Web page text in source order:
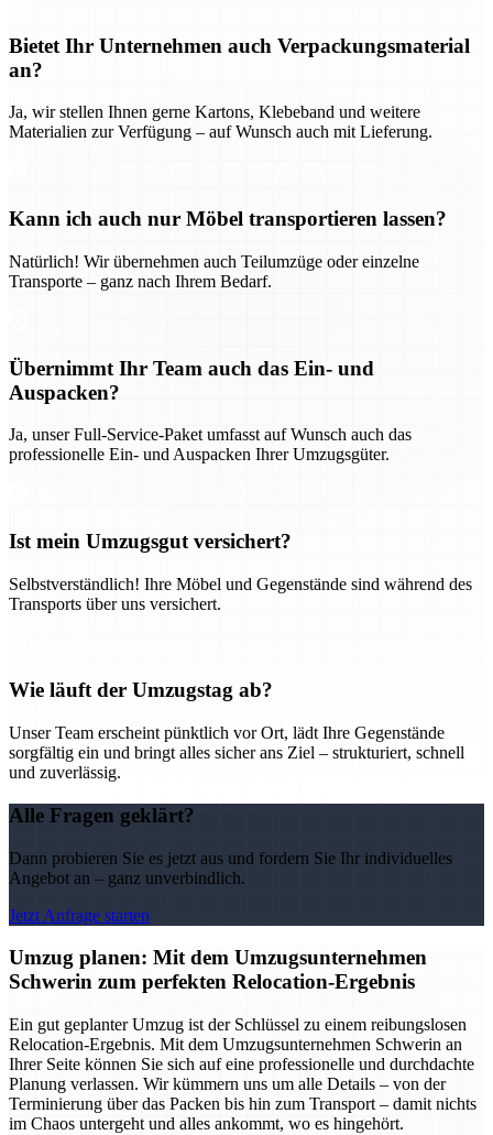
Bietet Ihr Unternehmen auch Verpackungsmaterial
an?
Ja, wir stellen Ihnen gerne Kartons, Klebeband und weitere
Materialien zur Verfügung – auf Wunsch auch mit Lieferung.
Kann ich auch nur Möbel transportieren lassen?
Natürlich! Wir übernehmen auch Teilumzüge oder einzelne
Transporte – ganz nach Ihrem Bedarf.
Übernimmt Ihr Team auch das Ein- und
Auspacken?
Ja, unser Full-Service-Paket umfasst auf Wunsch auch das
professionelle Ein- und Auspacken Ihrer Umzugsgüter.
Ist mein Umzugsgut versichert?
Selbstverständlich! Ihre Möbel und Gegenstände sind während des
Transports über uns versichert.
Wie läuft der Umzugstag ab?
Unser Team erscheint pünktlich vor Ort, lädt Ihre Gegenstände
sorgfältig ein und bringt alles sicher ans Ziel – strukturiert, schnell
und zuverlässig.
Alle Fragen geklärt?
Dann probieren Sie es jetzt aus und fordern Sie Ihr individuelles
Angebot an – ganz unverbindlich.
Jetzt Anfrage starten
Umzug planen: Mit dem Umzugsunternehmen
Schwerin zum perfekten Relocation-Ergebnis
Ein gut geplanter Umzug ist der Schlüssel zu einem reibungslosen
Relocation-Ergebnis. Mit dem Umzugsunternehmen Schwerin an
Ihrer Seite können Sie sich auf eine professionelle und durchdachte
Planung verlassen. Wir kümmern uns um alle Details – von der
Terminierung über das Packen bis hin zum Transport – damit nichts
im Chaos untergeht und alles ankommt, wo es hingehört.